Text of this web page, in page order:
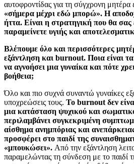
αυτοφροντίδας για τη σύγχρονη μητέρα
«σήμερα μέχρι εδώ μπορώ». Η
ήττα. Είναι η στρατηγική που θα σας
παραμείνετε υγιής και
Βλέπουμε όλο και περισσότερες
εξάντληση και burnout. Ποια είναι
να αγνοήσει μια γυναίκα και πότε
βοήθεια;
Όλο και πιο συχνά συναντώ γυναίκες
υποχρεώσεις τους. Το burnout δεν
μια κατάσταση ψυχικού και
περιλαμβάνει συγκεκριμένη
αίσθημα ανημπόριας και
προσφέρει στο παιδί της
«μπουκώσει». Από την εξάντληση
παραμελώντας τη σύνδεση με το παιδί